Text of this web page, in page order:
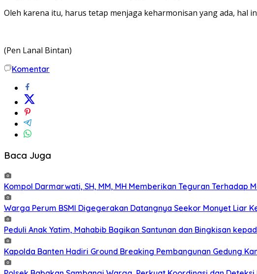
Oleh karena itu, harus tetap menjaga keharmonisan yang ada,
(Pen Lanal Bintan)
Komentar
Baca Juga
Kompol Darmarwati, SH, MM, MH Memberikan Teguran Terhadap
Warga Perum BSMI Digegerakan Datangnya Seekor Monyet Liar
Peduli Anak Yatim, Mahabib Bagikan Santunan dan Bingkisan
Kapolda Banten Hadiri Ground Breaking Pembangunan Gedung